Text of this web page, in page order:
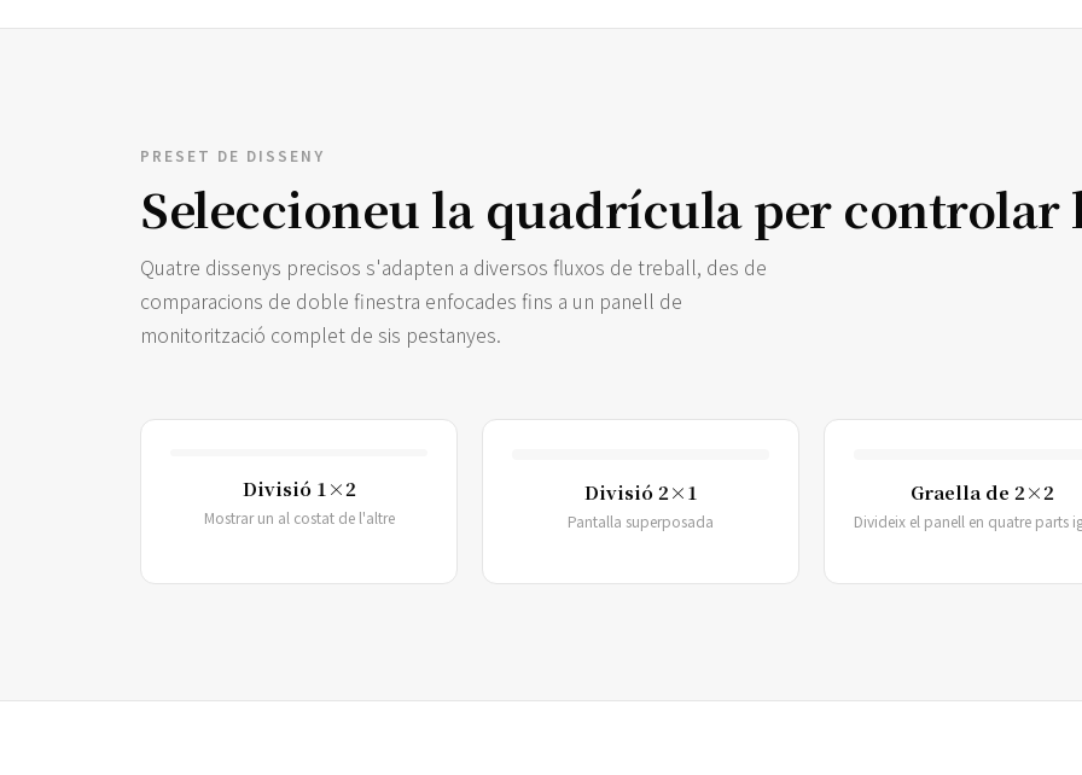
PRESET DE DISSENY
Seleccioneu la quadrícula per controlar
Quatre dissenys precisos s'adapten a diversos fluxos de treball, des de
comparacions de doble finestra enfocades fins a un panell de
monitorització complet de sis pestanyes.
Divisió 1×2
Mostrar un al costat de l'altre
Divisió 2×1
Pantalla superposada
Graella de 2×2
Divideix el panell en quatre parts